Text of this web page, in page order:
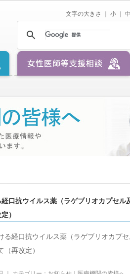
文字の大きさ ｜ 小 中
口抗ウイルス薬（ラゲブリオカプセル
）
る経口抗ウイルス薬（ラゲブリオカプセ
再改定）